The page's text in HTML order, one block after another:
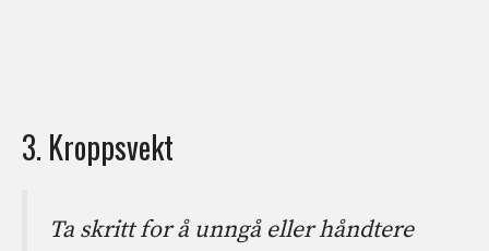
3. Kroppsvekt
Ta skritt for å unngå eller håndtere